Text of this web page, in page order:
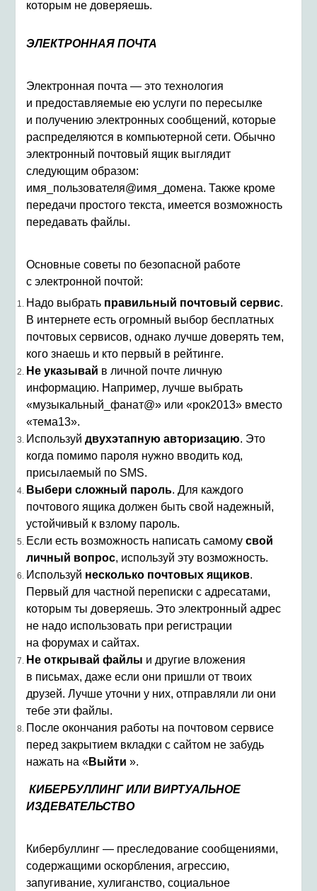
которым не доверяешь.
ЭЛЕКТРОННАЯ ПОЧТА
Электронная почта — это технология
и предоставляемые ею услуги по пересылке
и получению электронных сообщений, которые
распределяются в компьютерной сети. Обычно
электронный почтовый ящик выглядит
следующим образом:
имя_пользователя@имя_домена. Также кроме
передачи простого текста, имеется возможность
передавать файлы.
Основные советы по безопасной работе
с электронной почтой:
Надо выбрать правильный почтовый сервис.
В интернете есть огромный выбор бесплатных
почтовых сервисов, однако лучше доверять тем,
кого знаешь и кто первый в рейтинге.
Не указывай в личной почте личную
информацию. Например, лучше выбрать
«музыкальный_фанат@» или «рок2013» вместо
«тема13».
Используй двухэтапную авторизацию. Это
когда помимо пароля нужно вводить код,
присылаемый по SMS.
Выбери сложный пароль. Для каждого
почтового ящика должен быть свой надежный,
устойчивый к взлому пароль.
Если есть возможность написать самому свой
личный вопрос, используй эту возможность.
Используй несколько почтовых ящиков.
Первый для частной переписки с адресатами,
которым ты доверяешь. Это электронный адрес
не надо использовать при регистрации
на форумах и сайтах.
Не открывай файлы и другие вложения
в письмах, даже если они пришли от твоих
друзей. Лучше уточни у них, отправляли ли они
тебе эти файлы.
После окончания работы на почтовом сервисе
перед закрытием вкладки с сайтом не забудь
нажать на «Выйти ».
КИБЕРБУЛЛИНГ ИЛИ ВИРТУАЛЬНОЕ
ИЗДЕВАТЕЛЬСТВО
Кибербуллинг — преследование сообщениями,
содержащими оскорбления, агрессию,
запугивание, хулиганство, социальное